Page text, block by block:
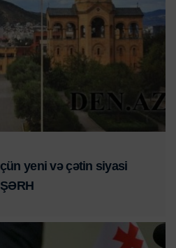
yeni və çətin siyasi